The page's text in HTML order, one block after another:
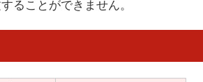
ることができません。